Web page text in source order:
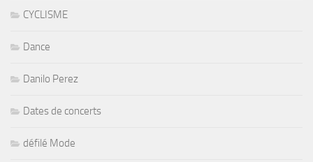
CYCLISME
Dance
Danilo Perez
Dates de concerts
défilé Mode